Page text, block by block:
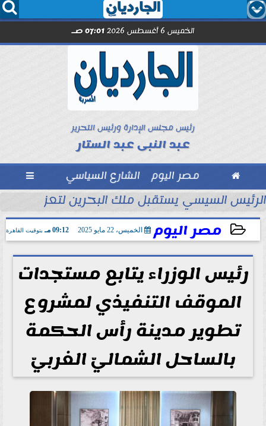
  
الخميس 6 أغسطس 2026 07:01 صـ
رئيس مجلس الإدارة ورئيس التحرير
عبد النبى عبد الستار
 مصر اليوم الشارع السياسي 
السكندري فى الأسبوع الأول
الرئيس السيسي يستقبل ملك البحرين لتعزيز
مصر اليوم الخميس، 22 مايو 2025 09:12 مـ بتوقيت القاهرة
2025-05-22 21:12:37
رئيس الوزراء يتابع مستجدات
الموقف التنفيذي لمشروع
تطوير مدينة رأس الحكمة
بالساحل الشماليّ الغربيّ